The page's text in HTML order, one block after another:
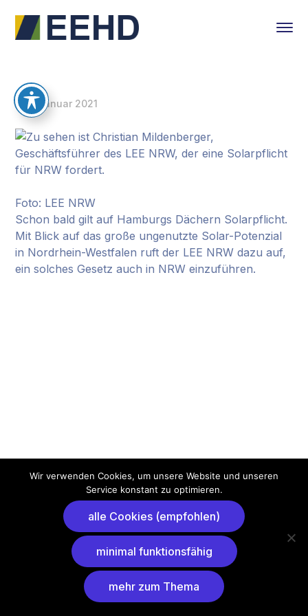
7. Januar 2021
Foto: LEE NRW
Schon bald gilt auf Hamburgs Dächern Solarpflicht.
Mit Blick auf das große ungenutzte Solar-Potenzial
in Nordrhein-Westfalen ruft der LEE NRW dazu auf,
ein solches Gesetz auch in NRW einzuführen.
Wir verwenden Cookies, um unsere Website und unseren
Service konstant zu optimieren.
alle Cookies (empfohlen)
minimal funktionsfähig
mehr zum Thema